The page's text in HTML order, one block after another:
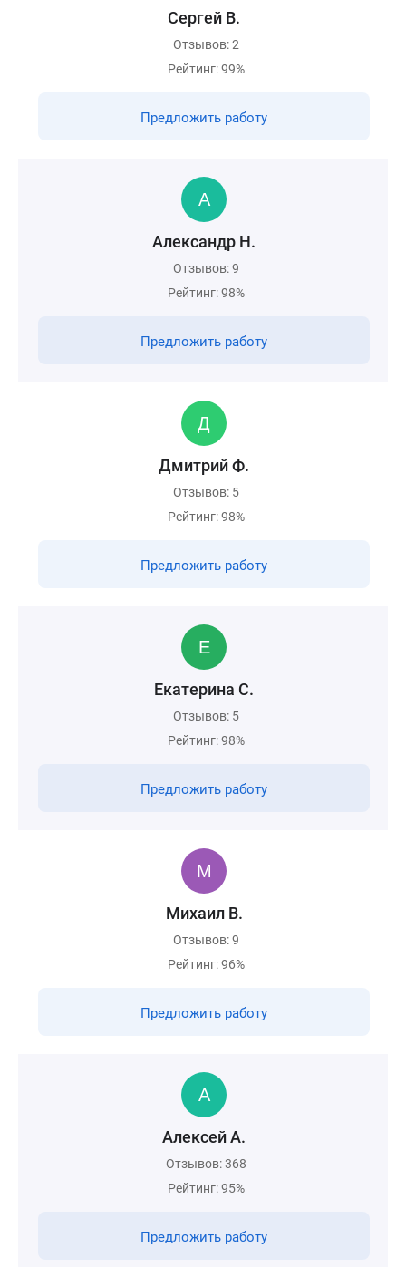
Сергей В.
Отзывов: 2
Рейтинг: 99%
Предложить работу
Александр Н.
Отзывов: 9
Рейтинг: 98%
Предложить работу
Дмитрий Ф.
Отзывов: 5
Рейтинг: 98%
Предложить работу
Екатерина С.
Отзывов: 5
Рейтинг: 98%
Предложить работу
Михаил В.
Отзывов: 9
Рейтинг: 96%
Предложить работу
Алексей А.
Отзывов: 368
Рейтинг: 95%
Предложить работу